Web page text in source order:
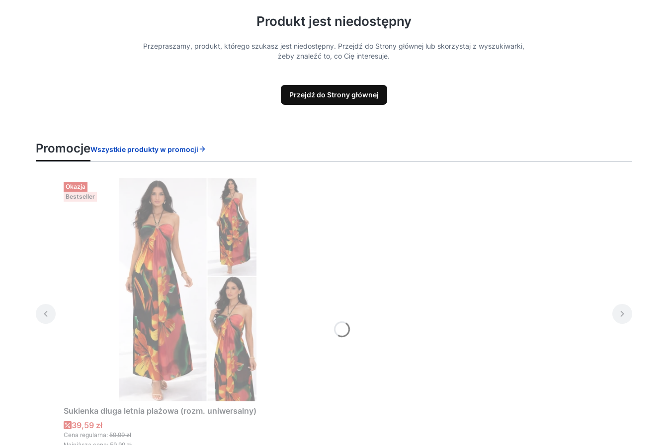
Produkt jest niedostępny
Przepraszamy, produkt, którego szukasz jest niedostępny. Przejdź do Strony głównej lub skorzystaj z wyszukiwarki,
żeby znaleźć to, co Cię interesuje.
Przejdź do Strony głównej
PromocjeWszystkie produkty w promocji
Okazja
Bestseller
Sukienka długa letnia plażowa (rozm. uniwersalny)
Cena promocyjna
39,59 zł
Cena regularna: 59,99 zł